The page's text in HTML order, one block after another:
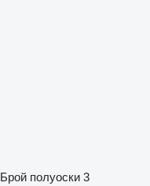
Брой полуоски 3